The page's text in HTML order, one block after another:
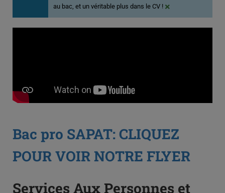
au bac, et un véritable plus dans le CV ! ×
Bac pro SAPAT: CLIQUEZ
POUR VOIR NOTRE FLYER
Services Aux Personnes et